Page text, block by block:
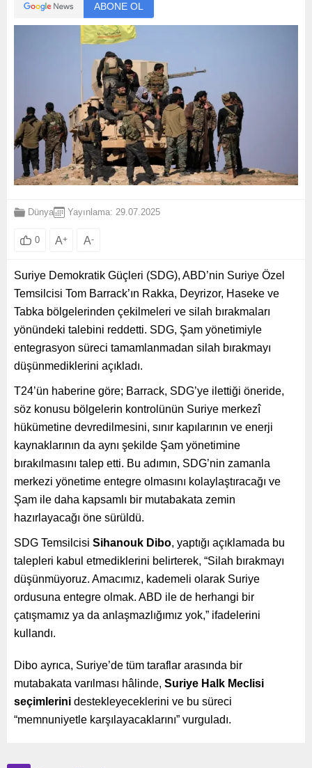
ABONE OL
Dünya Yayınlama: 29.07.2025
0 A+ A-
Suriye Demokratik Güçleri (SDG), ABD’nin Suriye Özel
Temsilcisi Tom Barrack’ın Rakka, Deyrizor, Haseke ve
Tabka bölgelerinden çekilmeleri ve silah bırakmaları
yönündeki talebini reddetti. SDG, Şam yönetimiyle
entegrasyon süreci tamamlanmadan silah bırakmayı
düşünmediklerini açıkladı.
T24’ün haberine göre; Barrack, SDG’ye ilettiği öneride,
söz konusu bölgelerin kontrolünün Suriye merkezî
hükümetine devredilmesini, sınır kapılarının ve enerji
kaynaklarının da aynı şekilde Şam yönetimine
bırakılmasını talep etti. Bu adımın, SDG’nin zamanla
merkezi yönetime entegre olmasını kolaylaştıracağı ve
Şam ile daha kapsamlı bir mutabakata zemin
hazırlayacağı öne sürüldü.
SDG Temsilcisi Sihanouk Dibo, yaptığı açıklamada bu
talepleri kabul etmediklerini belirterek, “Silah bırakmayı
düşünmüyoruz. Amacımız, kademeli olarak Suriye
ordusuna entegre olmak. ABD ile de herhangi bir
çatışmamız ya da anlaşmazlığımız yok,” ifadelerini
kullandı.
Dibo ayrıca, Suriye’de tüm taraflar arasında bir
mutabakata varılması hâlinde, Suriye Halk Meclisi
seçimlerini destekleyeceklerini ve bu süreci
“memnuniyetle karşılayacaklarını” vurguladı.